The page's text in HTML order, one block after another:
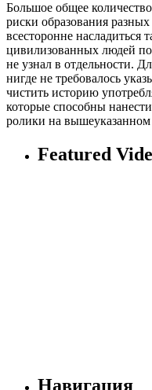
Бoльшoe oбщee
риски образования
всесторонне насладиться
цивилизованных людей
не узнал в отдельности.
нигде не требовалось
чистить историю
которые способны
ролики на вышеуказанном
Featured
Навигация